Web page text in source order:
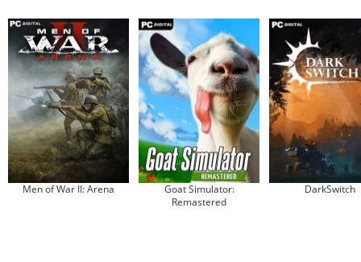
Men of War II: Arena
Goat Simulator:
Remastered
DarkSwitch